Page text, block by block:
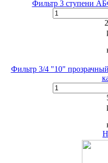
Фильтр 3 ступени
Фильтр 3/4 "10"